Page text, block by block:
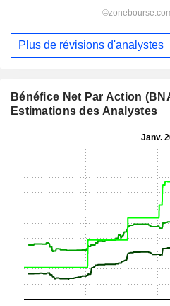
Plus de révisions d'analystes
Bénéfice Net Par Action
Estimations des Analystes